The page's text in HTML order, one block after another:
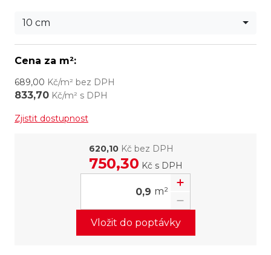
10 cm
Cena za m²:
689,00 Kč/m² bez DPH
833,70 Kč/m² s DPH
Zjistit dostupnost
620,10Kč bez DPH
750,30 Kč s DPH
m²
Vložit do poptávky